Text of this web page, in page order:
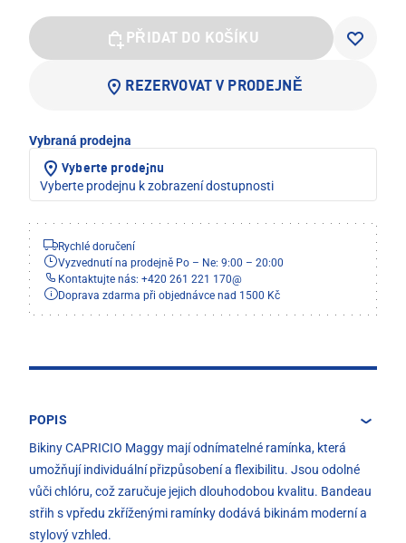
PŘIDAT DO KOŠÍKU
REZERVOVAT V PRODEJNĚ
Vybraná prodejna
Vyberte prodejnu
Vyberte prodejnu k zobrazení dostupnosti
Rychlé doručení
Vyzvednutí na prodejně Po – Ne: 9:00 – 20:00
Kontaktujte nás: +420 261 221 170@
Doprava zdarma při objednávce nad 1500 Kč
POPIS
Bikiny CAPRICIO Maggy mají odnímatelné ramínka, která
umožňují individuální přizpůsobení a flexibilitu. Jsou odolné
vůči chlóru, což zaručuje jejich dlouhodobou kvalitu. Bandeau
střih s vpředu zkříženými ramínky dodává bikinám moderní a
stylový vzhled.